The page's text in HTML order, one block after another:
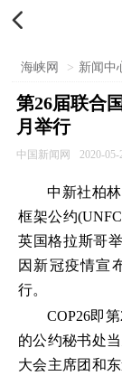

海峡网 > 新闻中
第26届联合
月举行
中国新闻网 2020-05-
中新社柏
框架公约
英国格拉斯哥
因新冠疫情宣
行。
COP26即
的公约秘书处
大会主席团和